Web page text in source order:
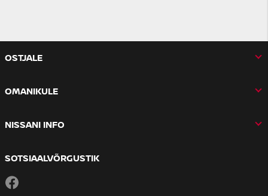
OSTJALE
OMANIKULE
NISSANI INFO
SOTSIAALVÕRGUSTIK